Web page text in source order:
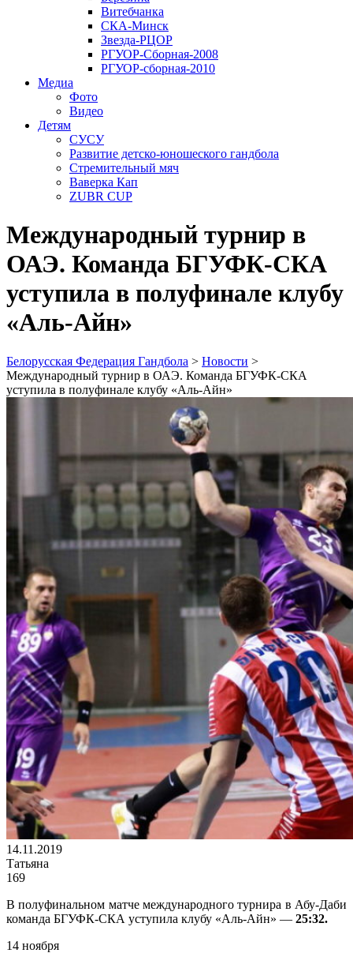
Витебчанка
СКА-Минск
Звезда-РЦОР
РГУОР-Сборная-2008
РГУОР-сборная-2010
Медиа
Фото
Видео
Детям
СУСУ
Развитие детско-юношеского гандбола
Стремительный мяч
Ваверка Кап
ZUBR CUP
Международный турнир в
ОАЭ. Команда БГУФК-СКА
уступила в полуфинале клубу
«Аль-Айн»
Белорусская Федерация Гандбола > Новости >
Международный турнир в ОАЭ. Команда БГУФК-СКА
уступила в полуфинале клубу «Аль-Айн»
14.11.2019
Татьяна
169
В полуфинальном матче международного турнира в Абу-Даби
команда БГУФК-СКА уступила клубу «Аль-Айн» — 25:32.
14 ноября